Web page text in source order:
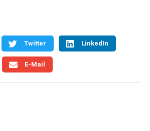
Twitter LinkedIn
E-Mail